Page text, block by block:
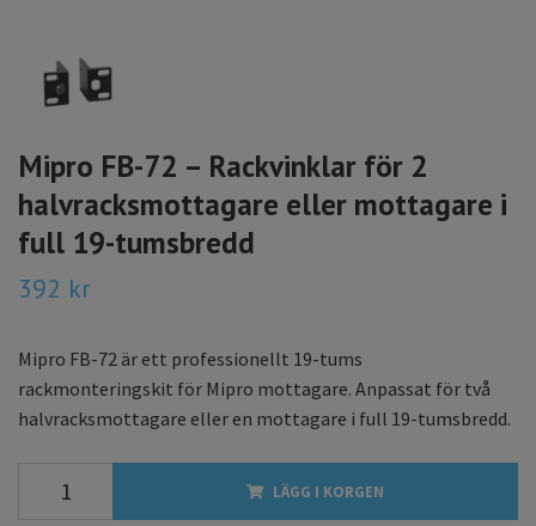
Mipro FB-72 – Rackvinklar för 2
halvracksmottagare eller mottagare i
full 19-tumsbredd
392 kr
Mipro FB-72 är ett professionellt 19-tums
rackmonteringskit för Mipro mottagare. Anpassat för två
halvracksmottagare eller en mottagare i full 19-tumsbredd.
LÄGG I KORGEN